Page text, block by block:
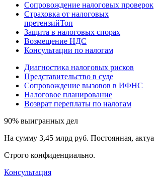
Сопровождение налоговых проверок
Страховка от налоговых
претензийТоп
Защита в налоговых спорах
Возмещение НДС
Консультации по налогам
Диагностика налоговых рисков
Представительство в суде
Сопровождение вызовов в ИФНС
Налоговое планирование
Возврат переплаты по налогам
90% выигранных дел
На сумму 3,45 млрд руб. Постоянная,
Строго конфиденциально.
Консультация